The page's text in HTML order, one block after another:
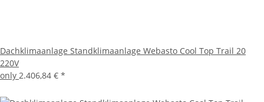
Dachklimaanlage Standklimaanlage Webasto Cool Top Trail 20
220V
only 2.406,84 € *